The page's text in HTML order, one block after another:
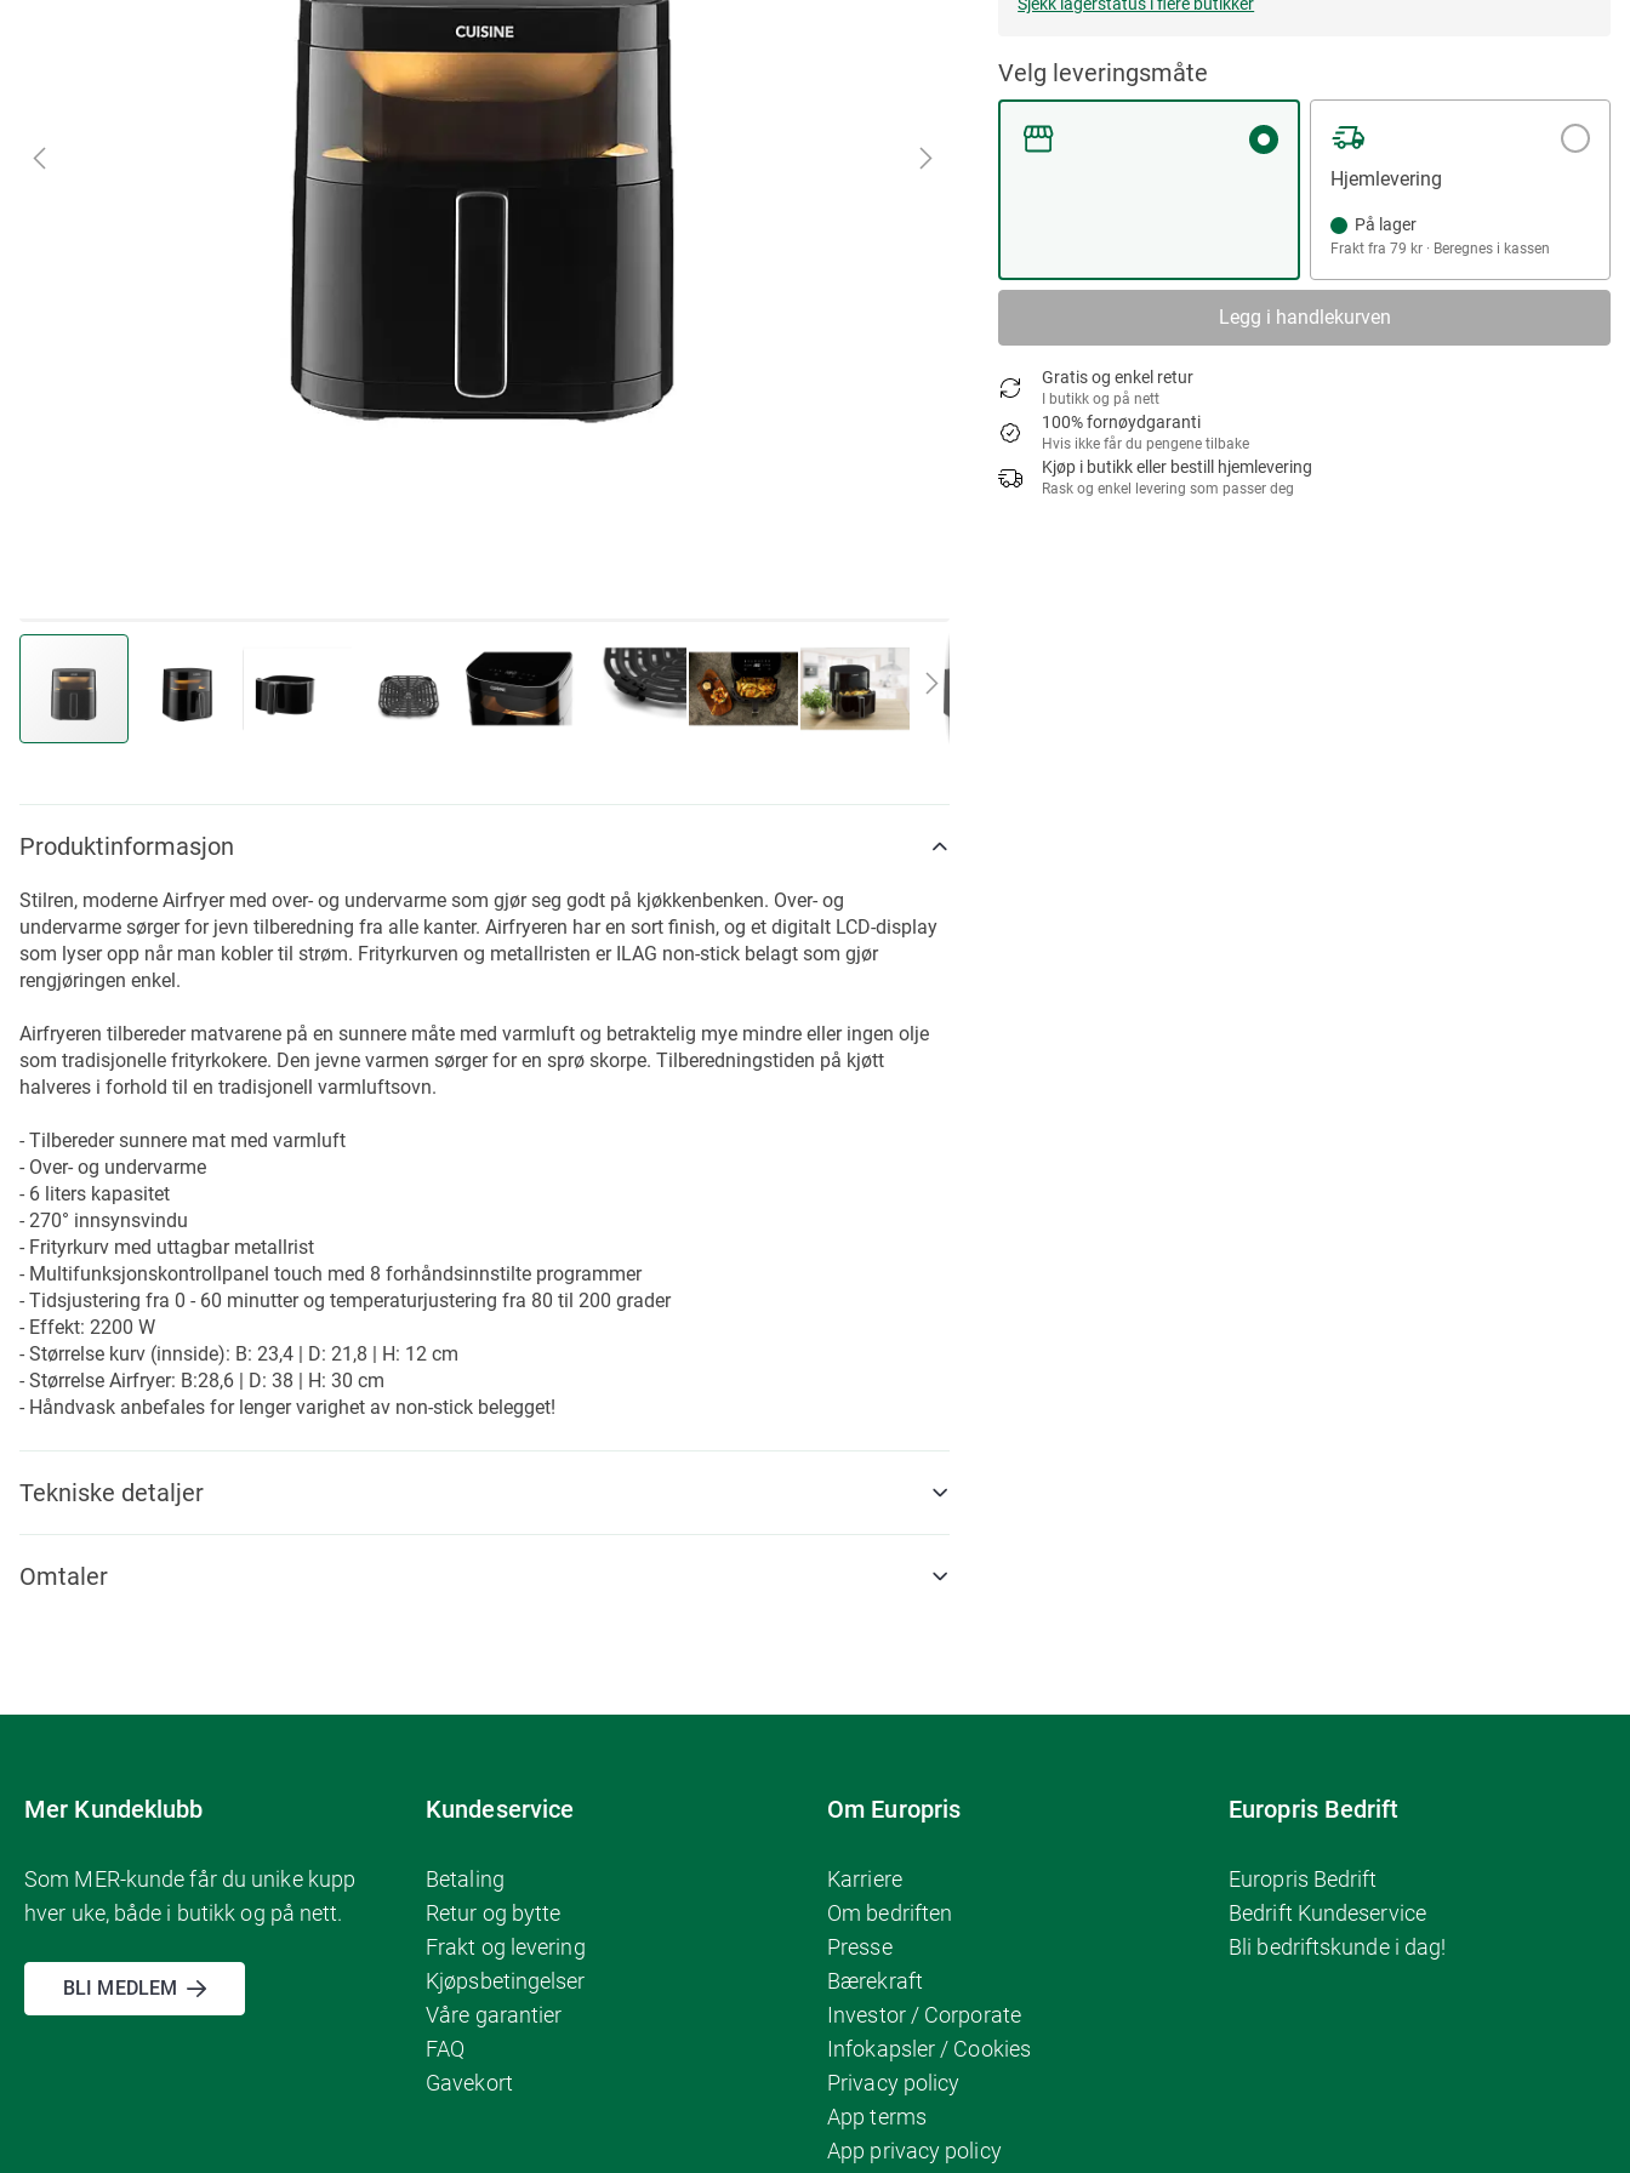
Velg leveringsmåte
Hjemlevering
På lager
Frakt fra 79 kr · Beregnes i kassen
Legg i handlekurven
Gratis og enkel retur
I butikk og på nett
100% fornøydgaranti
Hvis ikke får du pengene tilbake
Kjøp i butikk eller bestill hjemlevering
Rask og enkel levering som passer deg
the
beginning
the
images
gallery
Produktinformasjon
Stilren, moderne Airfryer med over- og undervarme som gjør seg godt på kjøkkenbenken. Over- og
undervarme sørger for jevn tilberedning fra alle kanter. Airfryeren har en sort finish, og et digitalt LCD-display
som lyser opp når man kobler til strøm. Frityrkurven og metallristen er ILAG non-stick belagt som gjør
rengjøringen enkel.
Airfryeren tilbereder matvarene på en sunnere måte med varmluft og betraktelig mye mindre eller ingen olje
som tradisjonelle frityrkokere. Den jevne varmen sørger for en sprø skorpe. Tilberedningstiden på kjøtt
halveres i forhold til en tradisjonell varmluftsovn.
- Tilbereder sunnere mat med varmluft
- Over- og undervarme
- 6 liters kapasitet
- 270° innsynsvindu
- Frityrkurv med uttagbar metallrist
- Multifunksjonskontrollpanel touch med 8 forhåndsinnstilte programmer
- Tidsjustering fra 0 - 60 minutter og temperaturjustering fra 80 til 200 grader
- Effekt: 2200 W
- Størrelse kurv (innside): B: 23,4 | D: 21,8 | H: 12 cm
- Størrelse Airfryer: B:28,6 | D: 38 | H: 30 cm
- Håndvask anbefales for lenger varighet av non-stick belegget!
Tekniske detaljer
Omtaler
Mer Kundeklubb
Som MER-kunde får du unike kupp
hver uke, både i butikk og på nett.
BLI MEDLEM
Kundeservice
Betaling
Retur og bytte
Frakt og levering
Kjøpsbetingelser
Våre garantier
FAQ
Gavekort
Om Europris
Karriere
Om bedriften
Presse
Bærekraft
Investor / Corporate
Infokapsler / Cookies
Privacy policy
App terms
App privacy policy
Europris Bedrift
Europris Bedrift
Bedrift Kundeservice
Bli bedriftskunde i dag!